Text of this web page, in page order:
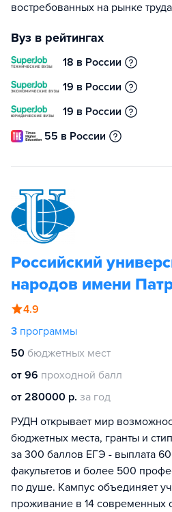
востребованных на рынке
Вуз в рейтингах
18 в России
19 в России
19 в России
55 в России
Российский
народов имени
4.9
3 программы
50 бюджетных мест
от 96 проходной балл
от 280000 р. за год
РУДН открывает мир
бюджетных места, гранты и
за 300 баллов ЕГЭ - выплата
факультетов и более 500
по душе. Кампус объединяет
проживание в 14 современных